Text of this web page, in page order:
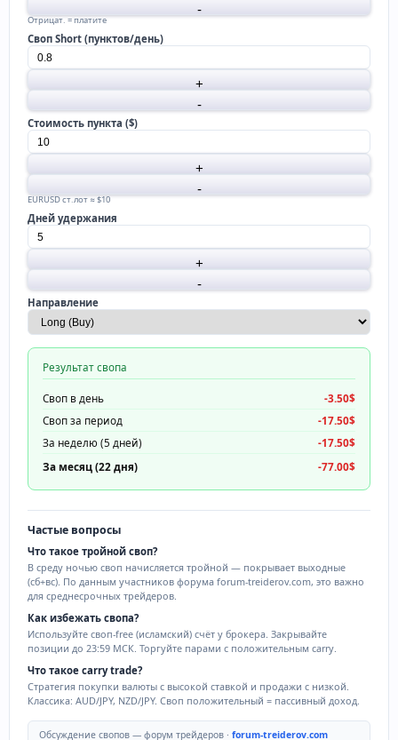
Отрицат. = платите
Своп Short (пунктов/день)
Стоимость пункта ($)
EURUSD ст.лот ≈ $10
Дней удержания
Направление
Результат свопа
Своп в день
-3.50$
Своп за период
-17.50$
За неделю (5 дней)
-17.50$
За месяц (22 дня)
-77.00$
Частые вопросы
Что такое тройной своп?
В среду ночью своп начисляется тройной — покрывает выходные
(сб+вс). По данным участников форума forum-treiderov.com, это важно
для среднесрочных трейдеров.
Как избежать свопа?
Используйте своп-free (исламский) счёт у брокера. Закрывайте
позиции до 23:59 МСК. Торгуйте парами с положительным carry.
Что такое carry trade?
Стратегия покупки валюты с высокой ставкой и продажи с низкой.
Классика: AUD/JPY, NZD/JPY. Своп положительный = пассивный доход.
Обсуждение свопов — форум трейдеров · forum-treiderov.com